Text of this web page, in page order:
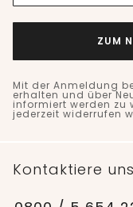
ZUM
Mit der Anmeldung
erhalten und über
informiert werden zu
jederzeit widerrufen
Kontaktiere uns